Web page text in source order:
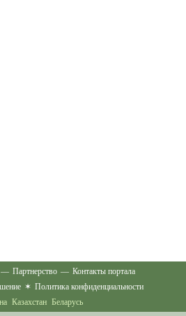
— Партнерство — Контакты портала
✶ Политика конфиденциальности
Казахстан Беларусь